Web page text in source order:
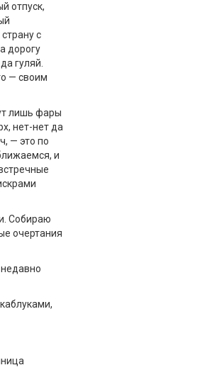
отпуск,
с
дорогу
гуляй.
— своим
лишь фары
нет-нет да
— это по
и
Собираю
очертания